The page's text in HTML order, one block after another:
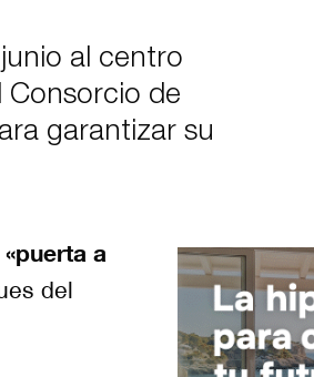
al centro
Consorcio de
garantizar su
a
del